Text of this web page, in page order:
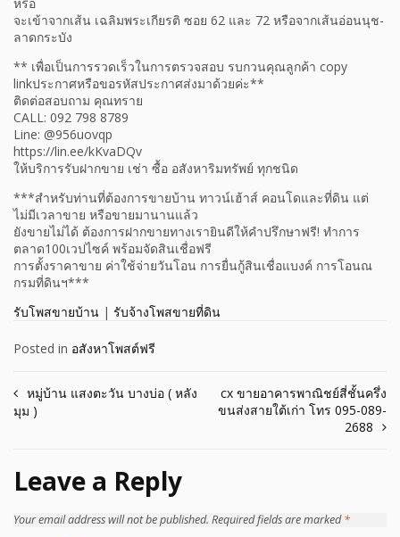
หรือ
จะเข้าจากเส้น เฉลิมพระเกียรติ ซอย 62 และ 72 หรือจากเส้นอ่อนนุช-
ลาดกระบัง
** เพื่อเป็นการรวดเร็วในการตรวจสอบ รบกวนคุณลูกค้า copy
linkประกาศหรือขอรหัสประกาศส่งมาด้วยค่ะ**
ติดต่อสอบถาม คุณทราย
CALL: 092 798 8789
Line: @956uovqp
https://lin.ee/kKvaDQv
ให้บริการรับฝากขาย เช่า ซื้อ อสังหาริมทรัพย์ ทุกชนิด
***สำหรับท่านที่ต้องการขายบ้าน ทาวน์เฮ้าส์ คอนโดและที่ดิน แต่
ไม่มีเวลาขาย หรือขายมานานแล้ว
ยังขายไม่ได้ ต้องการฝากขายทางเรายินดีให้คำปรึกษาฟรี! ทำการ
ตลาด100เวปไซค์ พร้อมจัดสินเชื่อฟรี
การตั้งราคาขาย ค่าใช้จ่ายวันโอน การยื่นกู้สินเชื่อแบงค์ การโอนณ
กรมที่ดินฯ***
รับโพสขายบ้าน | รับจ้างโพสขายที่ดิน
Posted in อสังหาโพสต์ฟรี
Post
navigation
หมู่บ้าน แสงตะวัน บางบ่อ ( หลัง
มุม )
cx ขายอาคารพาณิชย์สี่ชั้นครึ่ง
ขนส่งสายใต้เก่า โทร 095-089-
2688
Leave a Reply
Your email address will not be published. Required fields are marked*